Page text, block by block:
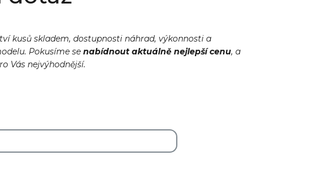
kusů skladem, dostupnosti náhrad, výkonnosti a
Pokusíme senabídnout aktuálně nejlepší cenu, a
Vás nejvýhodnější.